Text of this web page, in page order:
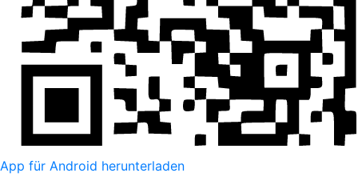
App für Android herunterladen